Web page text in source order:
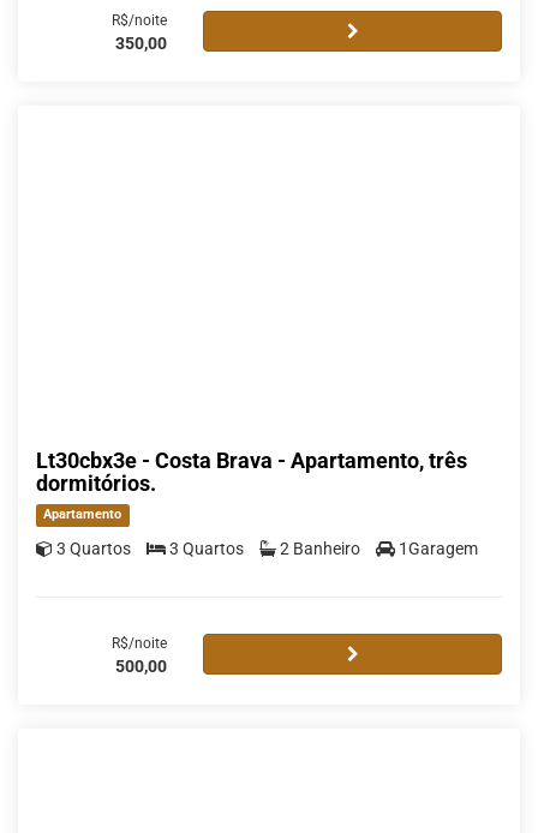
R$/noite
350,00
Lt30cbx3e - Costa Brava - Apartamento, três
dormitórios.
Apartamento
3 Quartos 3 Quartos 2 Banheiro 1Garagem
R$/noite
500,00